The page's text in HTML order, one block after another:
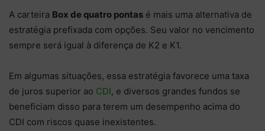
A carteira Box de quatro pontas é mais uma alternativa de
estratégia prefixada com opções. Seu valor no vencimento
sempre será igual à diferença de K2 e K1.
Em algumas situações, essa estratégia favorece uma taxa
de juros superior ao CDI, e diversos grandes fundos se
beneficiam disso para terem um desempenho acima do
CDI com riscos quase inexistentes.